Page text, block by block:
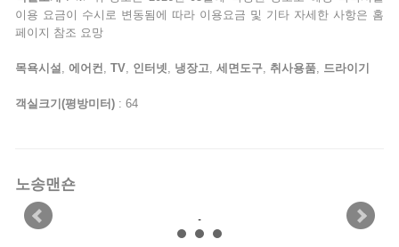
이용 요금이 수시로 변동됨에 따라 이용요금 및 기타 자세한 사항은 홈
페이지 참조 요망
목욕시설 , 에어컨, TV, 인터넷, 냉장고, 세면도구, 취사용품, 드라이기
객실크기(평방미터) : 64
노송맨숀